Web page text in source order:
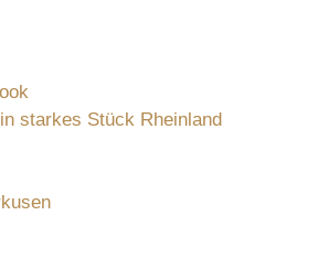
starkes Stück Rheinland